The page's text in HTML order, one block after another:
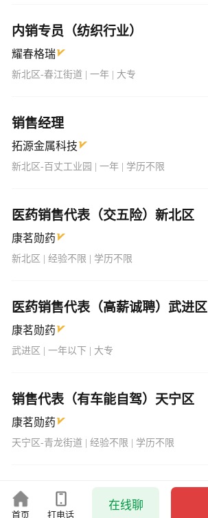
内销专员（纺织行业）
耀春格瑞
新北区-春江街道 | 一年 | 大专
销售经理
拓源金属科技
新北区-百丈工业园 | 一年 | 学历不限
医药销售代表（交五险）新北区
康茗勋药
新北区 | 经验不限 | 学历不限
医药销售代表（高薪诚聘）武进区
康茗勋药
武进区 | 一年以下 | 大专
销售代表（有车能自驾）天宁区
康茗勋药
天宁区-青龙街道 | 经验不限 | 学历不限
首页 打电话
在线聊